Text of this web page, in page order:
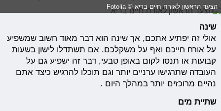
הצעד הראשון לאורח חיים בריא © Fotolia
שינה
אולי זה יפתיע אתכם, אך שינה הוא דבר מאוד חשוב שמשפיע
על אורח חייכם ואף על משקלכם. אם תשתדלו לישון בשעות
קבועות או תנסו לקום באופן טבעי, דבר זה ישפיע גם על
העובדה שתרגישו ערניים יותר וגם תוכלו להרגיש כיצד אתם
נהיים מרוכזים יותר במהלך היום .
שתיית מים